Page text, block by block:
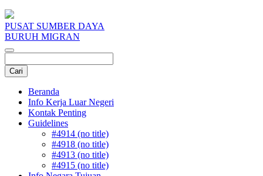
PUSAT SUMBER DAYA
BURUH MIGRAN
Beranda
Info Kerja Luar Negeri
Kontak Penting
Guidelines
#4914 (no title)
#4918 (no title)
#4913 (no title)
#4915 (no title)